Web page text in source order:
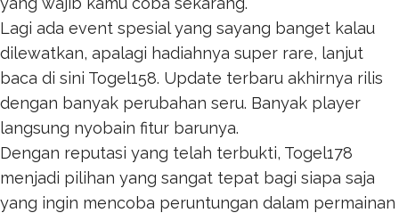
Lagi ada event spesial yang sayang banget kalau
dilewatkan, apalagi hadiahnya super rare, lanjut
baca di sini Togel158. Update terbaru akhirnya rilis
dengan banyak perubahan seru. Banyak player
langsung nyobain fitur barunya.
Dengan reputasi yang telah terbukti, Togel178
menjadi pilihan yang sangat tepat bagi siapa saja
yang ingin mencoba peruntungan dalam permainan